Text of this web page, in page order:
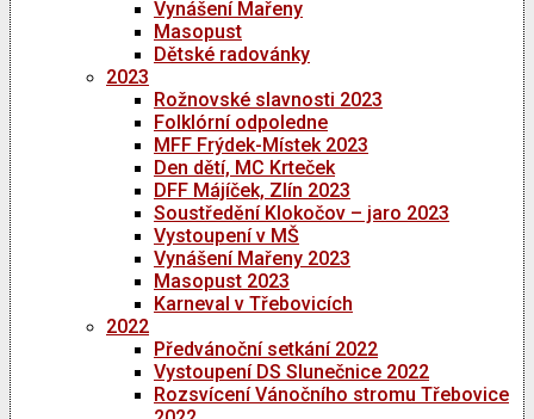
Vynášení Mařeny
Masopust
Dětské radovánky
2023
Rožnovské slavnosti 2023
Folklórní odpoledne
MFF Frýdek-Místek 2023
Den dětí, MC Krteček
DFF Májíček, Zlín 2023
Soustředění Klokočov – jaro 2023
Vystoupení v MŠ
Vynášení Mařeny 2023
Masopust 2023
Karneval v Třebovicích
2022
Předvánoční setkání 2022
Vystoupení DS Slunečnice 2022
Rozsvícení Vánočního stromu Třebovice